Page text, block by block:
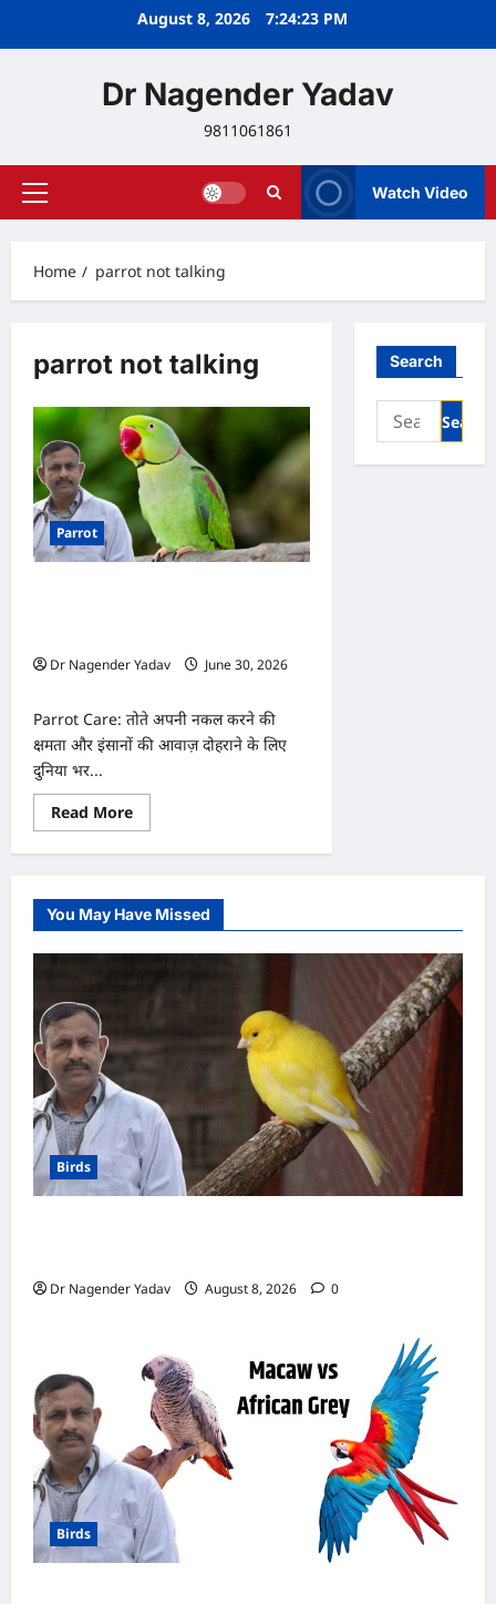
August 8, 2026 7:24:23 PM
Dr Nagender Yadav
9811061861
Primary
Watch Video
Home parrot not talking
parrot not talking
Parrot
Dr Nagender Yadav
June 30, 2026
Parrot Care: तोते अपनी नकल करने की
क्षमता और इंसानों की आवाज़ दोहराने के लिए
दुनिया भर...
Read MoreRead
more
Parrot
अचानक
बोलना
बंद
कर
जानिए
इसके
पीछे
की
वजह
और
समाधान
Search
Search
for:
You May Have Missed
Birds
Dr Nagender Yadav August 8, 2026 0
Birds